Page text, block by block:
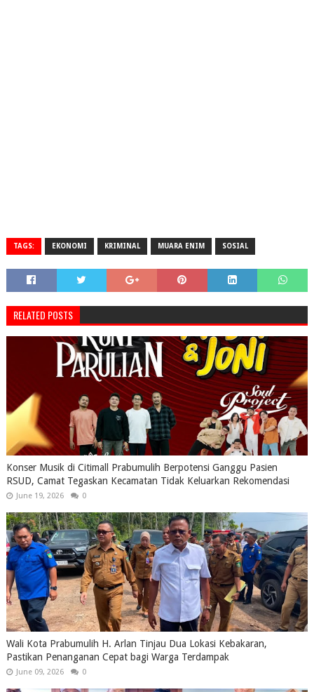
TAGS: EKONOMI KRIMINAL MUARA ENIM SOSIAL
RELATED POSTS
Konser Musik di Citimall Prabumulih Berpotensi Ganggu Pasien
RSUD, Camat Tegaskan Kecamatan Tidak Keluarkan Rekomendasi
June 19, 2026 0
Wali Kota Prabumulih H. Arlan Tinjau Dua Lokasi Kebakaran,
Pastikan Penanganan Cepat bagi Warga Terdampak
June 09, 2026 0